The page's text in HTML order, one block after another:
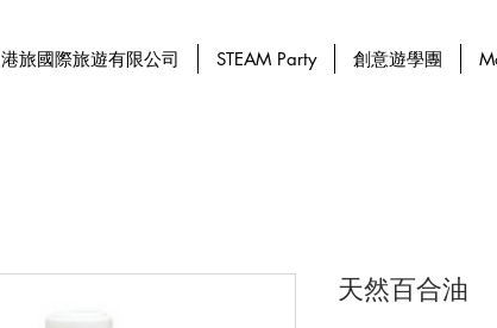
港旅國際旅遊有限公司 STEAM Party 創意遊學團
天然百合油